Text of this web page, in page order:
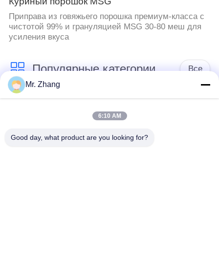
Приправа из говяжьего порошка премиум-класса с
чистотой 99% и грануляцией MSG 30-80 меш для
усиления вкуса
Популярные категории Все
Сухие мякиши
японские мякиши
хлеба
Зажаренная в
Mr. Zhang
6:10 AM
Good day, what product are you looking for?